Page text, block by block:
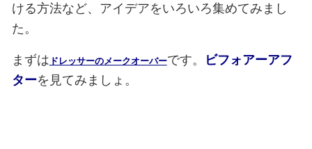
ける方法など、アイデアをいろいろ集めてみまし
た。
まずは ドレッサーのメークオーバーです。
ビフォアーアフ
ターを見てみましょ。